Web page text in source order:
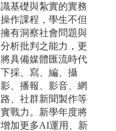
識基礎與紮實的實務
操作課程，學生不但
擁有洞察社會問題與
分析批判之能力，更
將具備媒體匯流時代
下採、寫、編、攝
影、播報、影音、網
路、社群新聞製作等
實戰力。新學年度將
增加更多AI運用、新